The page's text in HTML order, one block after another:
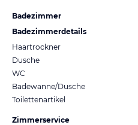
Badezimmer
Badezimmerdetails
Haartrockner
Dusche
WC
Badewanne/Dusche
Toilettenartikel
Zimmerservice